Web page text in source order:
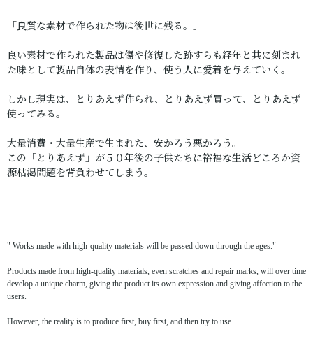
「良質な素材で作られた物は後世に残る。」
良い素材で作られた製品は傷や修復した跡すらも経年と共に刻まれ
た味として製品自体の表情を作り、使う人に愛着を与えていく。
しかし現実は、とりあえず作られ、とりあえず買って、とりあえず
使ってみる。
大量消費・大量生産で生まれた、安かろう悪かろう。
この「とりあえず」が５０年後の子供たちに裕福な生活どころか資
源枯渇問題を背負わせてしまう。
" Works made with high-quality materials will be passed down through the ages."
Products made from high-quality materials, even scratches and repair marks, will over time
develop a unique charm, giving the product its own expression and giving affection to the
users.
However, the reality is to produce first, buy first, and then try to use.